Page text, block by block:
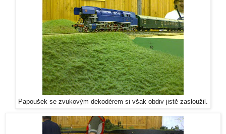
Papoušek se zvukovým dekodérem si však obdiv jistě zasloužil.